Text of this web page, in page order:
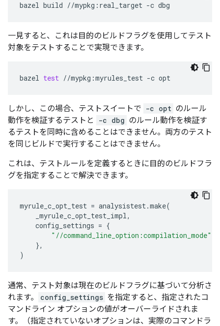
bazel build //mypkg:real_target -c
一見すると、これは目的のビルドフラグを使用してテスト
対象をテストすることで実現できます。
bazel test //mypkg:myrules_test -c
しかし、この場合、テストスイートで -c opt のルール
動作を検証するテストと
-c dbg のルール動作を検証す
るテストを同時に含めることはできません。両方のテスト
を同じビルドで実行することはできません。
これは、テストルールを定義するときに目的のビルドフラ
グを指定することで解決できます。
myrule_c_opt_test = analysistest.make(
_myrule_c_opt_test_impl,
config_settings = {
"//command_line_option:compilation_mode"
},
)
通常、テスト対象は現在のビルドフラグに基づいて分析さ
れます。
config_settings を指定すると、指定されたコ
マンドライン オプションの値がオーバーライドされま
す。（指定されていないオプションは、実際のコマンドラ